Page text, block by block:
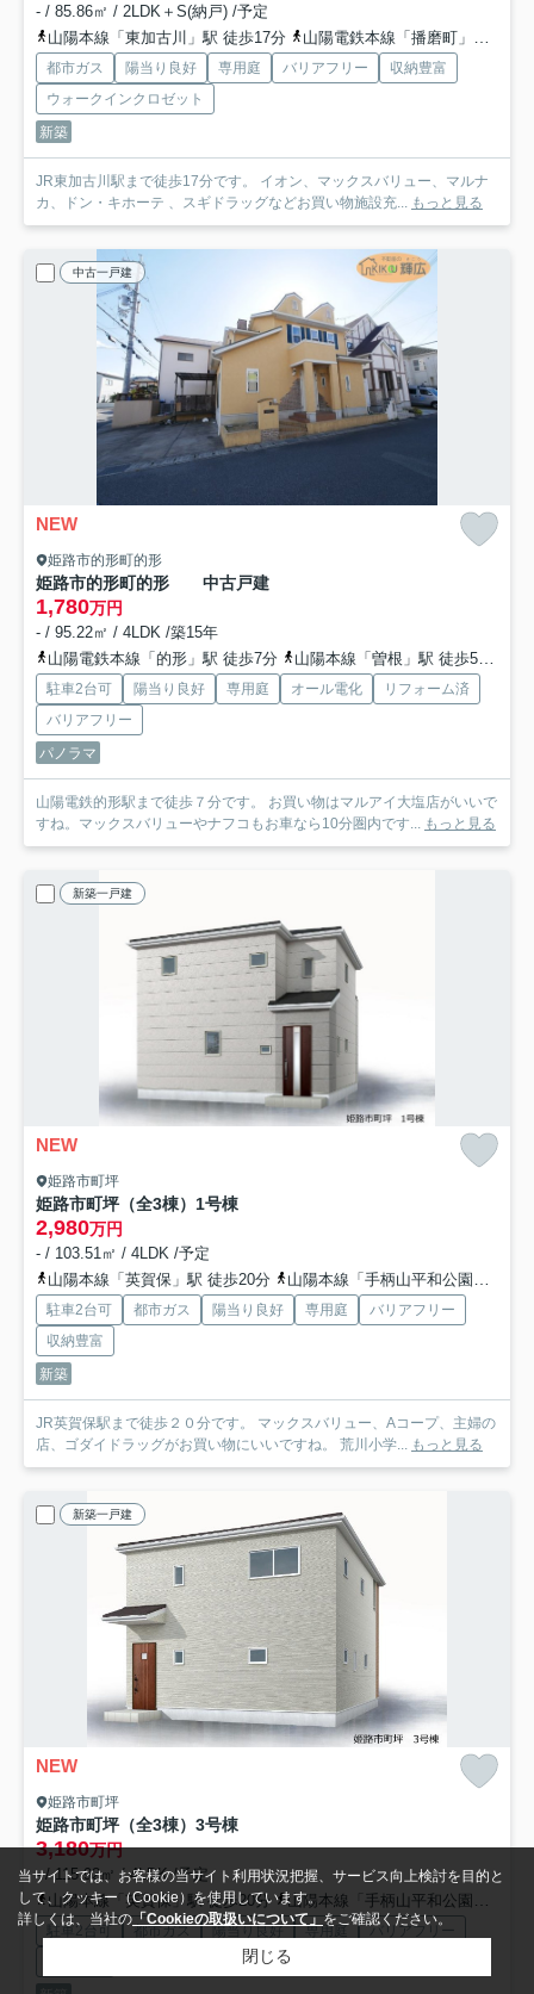
- / 85.86㎡ / 2LDK＋S(納戸) /予定
山陽本線「東加古川」駅 徒歩17分
山陽電鉄本線「播磨町」駅 徒歩18分
都市ガス 陽当り良好 専用庭 バリアフリー
収納豊富
ウォークインクロゼット
新築
JR東加古川駅まで徒歩17分です。 イオン、マックスバリュー、マルナ
カ、ドン・キホーテ 、スギドラッグなどお買い物施設充...
もっと見る
中古一戸建
NEW
姫路市的形町的形
姫路市的形町的形 中古戸建
1,780万円
- / 95.22㎡ / 4LDK /築15年
山陽電鉄本線「的形」駅 徒歩7分
山陽本線「曽根」駅 徒歩58分
駐車2台可 陽当り良好 専用庭 オール電化
リフォーム済
バリアフリー
パノラマ
山陽電鉄的形駅まで徒歩７分です。 お買い物はマルアイ大塩店がいいで
すね。マックスバリューやナフコもお車なら10分圏内です...
もっと見る
新築一戸建
NEW
姫路市町坪
姫路市町坪（全3棟）1号棟
2,980万円
- / 103.51㎡ / 4LDK /予定
山陽本線「英賀保」駅 徒歩20分
山陽本線「手柄山平和公園」駅 徒歩22分
駐車2台可 都市ガス 陽当り良好 専用庭
バリアフリー
収納豊富
新築
JR英賀保駅まで徒歩２０分です。 マックスバリュー、Aコープ、主婦の
店、ゴダイドラッグがお買い物にいいですね。 荒川小学... もっと見る
新築一戸建
NEW
姫路市町坪
姫路市町坪（全3棟）3号棟
3,180万円
- / 115.92㎡ / 4LDK /予定
山陽本線「英賀保」駅 徒歩20分
山陽本線「手柄山平和公園」駅 徒歩22分
駐車2台可 都市ガス 陽当り良好 専用庭
バリアフリー
当サイトでは、お客様の当サイト利用状況把握、サービス向上検討を目的と
して、クッキー（Cookie）を使用しています。
詳しくは、当社の「Cookieの取扱いについて」をご確認ください。
閉じる